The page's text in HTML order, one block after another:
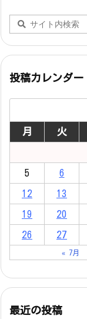
投稿カレンダー
月 火
5 6
12 13
19 20
26 27
« 7月
最近の投稿